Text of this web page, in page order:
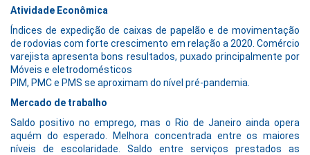
Atividade Econômica
Índices de expedição de caixas de papelão e de movimentação
de rodovias com forte crescimento em relação a 2020. Comércio
varejista apresenta bons resultados, puxado principalmente por
Móveis e eletrodomésticos
PIM, PMC e PMS se aproximam do nível pré-pandemia.
Mercado de trabalho
Saldo positivo no emprego, mas o Rio de Janeiro ainda opera
aquém do esperado. Melhora concentrada entre os maiores
níveis de escolaridade. Saldo entre serviços prestados as